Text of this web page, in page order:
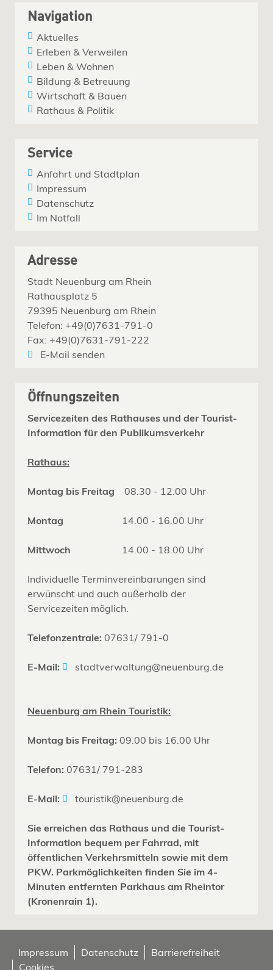
Navigation
Aktuelles
Erleben & Verweilen
Leben & Wohnen
Bildung & Betreuung
Wirtschaft & Bauen
Rathaus & Politik
Service
Anfahrt und Stadtplan
Impressum
Datenschutz
Im Notfall
Adresse
Stadt Neuenburg am Rhein
Rathausplatz 5
79395 Neuenburg am Rhein
Telefon: +49(0)7631-791-0
Fax: +49(0)7631-791-222
E-Mail senden
Öffnungszeiten
Servicezeiten des Rathauses und der Tourist-
Information für den Publikumsverkehr
Rathaus:
Montag bis Freitag 08.30 - 12.00 Uhr
Montag 14.00 - 16.00 Uhr
Mittwoch 14.00 - 18.00 Uhr
Individuelle Terminvereinbarungen sind
erwünscht und auch außerhalb der
Servicezeiten möglich.
Telefonzentrale: 07631/ 791-0
E-Mail: stadtverwaltung@neuenburg.de
Neuenburg am Rhein Touristik:
Montag bis Freitag: 09.00 bis 16.00 Uhr
Telefon: 07631/ 791-283
E-Mail: touristik@neuenburg.de
Sie erreichen das Rathaus und die Tourist-
Information bequem per Fahrrad, mit
öffentlichen Verkehrsmitteln sowie mit dem
PKW. Parkmöglichkeiten finden Sie im 4-
Minuten entfernten Parkhaus am Rheintor
(Kronenrain 1).
Impressum Datenschutz
Barrierefreiheit
Cookies